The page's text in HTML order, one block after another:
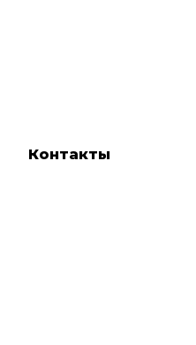
Контакты